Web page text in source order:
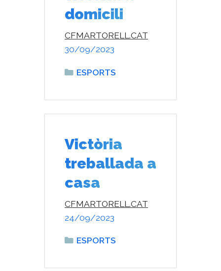
domicili
30/09/2023
CFMARTORELL.CAT
Categories
ESPORTS
Victòria
treballada a
casa
24/09/2023
CFMARTORELL.CAT
Categories
ESPORTS